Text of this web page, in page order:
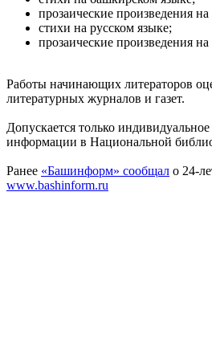
прозаические произведения
стихи на русском языке;
прозаические произведения на
Работы начинающих литераторов
литературных журналов и газет.
Допускается только
информации в Национальной
Ранее «Башинформ» сообщал о 24-
www.bashinform.ru